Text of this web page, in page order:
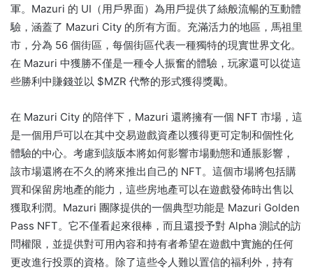
軍。 Mazuri 的 UI（用戶界面）為用戶提供了絲般流暢的互動體
驗，涵蓋了 Mazuri City 的所有方面。 充滿活力的地區，馬祖里
市，分為 56 個街區，每個街區代表一種獨特的現實世界文化。
在 Mazuri 中獲勝不僅是一種令人振奮的體驗，玩家還可以從這
些勝利中賺錢並以 $MZR 代幣的形式獲得獎勵。
在 Mazuri City 的陪伴下，Mazuri 還將擁有一個 NFT 市場，這
是一個用戶可以在其中交易遊戲資產以獲得更可定制和個性化
體驗的中心。 考慮到該版本將如何影響市場動態和通脹影響，
該市場還將在不久的將來推出自己的 NFT。 這個市場將包括購
買和保留房地產的能力，這些房地產可以在遊戲發佈時出售以
獲取利潤。 Mazuri 團隊提供的一個典型功能是 Mazuri Golden
Pass NFT。 它不僅看起來很棒，而且還授予對 Alpha 測試的訪
問權限，並提供對可用內容和持有者希望在遊戲中實施的任何
更改進行投票的資格。 除了這些令人難以置信的福利外，持有